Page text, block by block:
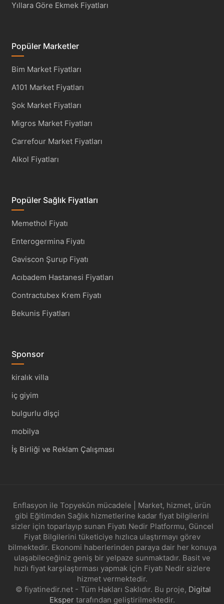
Yıllara Göre Ekmek Fiyatları
Popüler Marketler
Bim Market Fiyatları
A101 Market Fiyatları
Şok Market Fiyatları
Migros Market Fiyatları
Carrefour Market Fiyatları
Alkol Fiyatları
Popüler Sağlık Fiyatları
Memethol Fiyatı
Enterogermina Fiyatı
Gaviscon Şurup Fiyatı
Acıbadem Hastanesi Fiyatları
Contractubex Krem Fiyatı
Bekunis Fiyatları
Sponsor
kiralık villa
iç giyim
bulgurlu dişçi
mobilya
İş Birliği ve Reklam Çalışması
Enflasyon ile Topyekûn mücadele | Market, hizmet, ürün
gibi Eğitimden Sağlık hizmetlerine kadar fiyat bilgilerini
sizler için toparlayıp sunan Fiyatı Nedir Platformu, Güncel
Fiyat Bilgilerini tüketiciye hızlıca ulaştırmayı görev
bilmektedir. Ekonomi haberlerinden paraya dair her konuya
ulaşabileceğiniz geniş bir yelpaze sunmaktadır. Basit ve
hızlı fiyat karşılaştırması yapmak için Fiyatı Nedir sizlere
hizmet vermektedir.
© fiyatinedir.net - Tüm Hakları Saklıdır. Bu proje, Digital
Ekspertarafından geliştirilmektedir.